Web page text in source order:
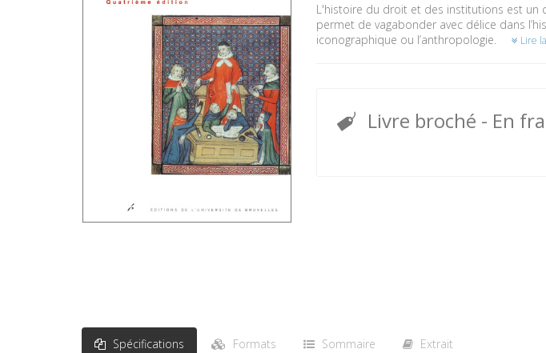
L'histoire du droit et des institutions est un
permet de vagabonder avec délice dans
iconographique ou l’anthropologie.
Lire
Livre broché - En
Spécifications Formats Sommaire Extrait